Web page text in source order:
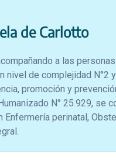
de Carlotto
a las
nivel de complejidad N°2
promoción y
N° 25.929, se
perinatal,